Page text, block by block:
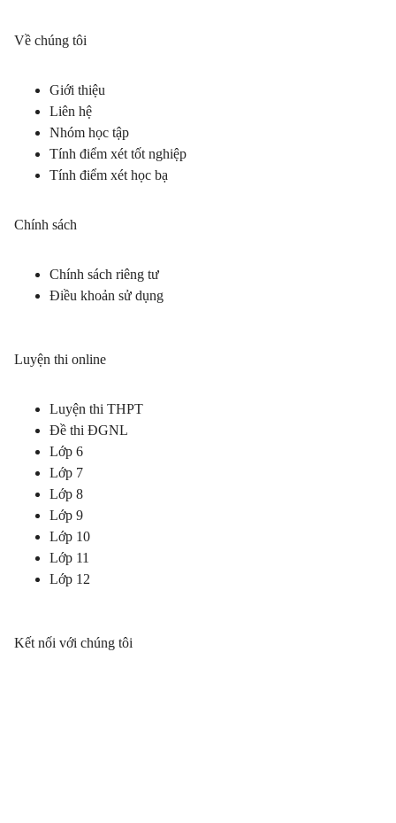
Về chúng tôi
Giới thiệu
Liên hệ
Nhóm học tập
Tính điểm xét tốt nghiệp
Tính điểm xét học bạ
Chính sách
Chính sách riêng tư
Điều khoản sử dụng
Luyện thi online
Luyện thi THPT
Đề thi ĐGNL
Lớp 6
Lớp 7
Lớp 8
Lớp 9
Lớp 10
Lớp 11
Lớp 12
Kết nối với chúng tôi